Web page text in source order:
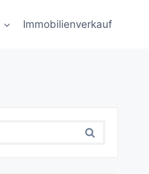
Immobilienverkauf